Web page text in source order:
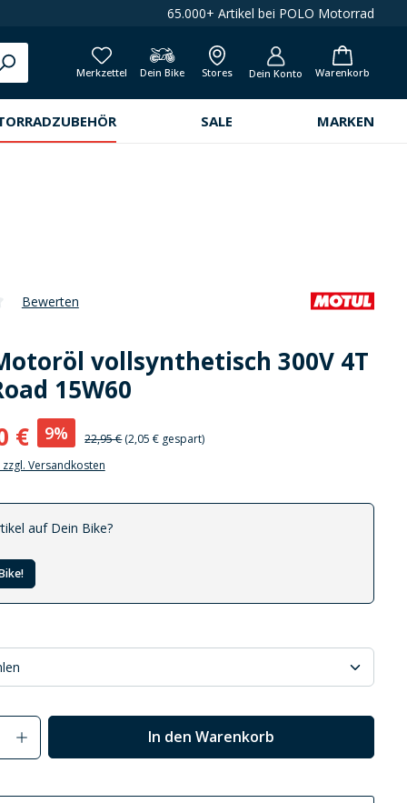
65.000+ Artikel bei POLO Motorrad
Merkzettel Dein Bike Stores Dein Konto Warenkorb
SALE MARKEN
Bewerten
vollsynthetisch 300V 4T
15W60
€ 9% 22,95 € (2,05 € gespart)
zzgl. Versandkosten
auf Dein Bike?
Gib den gewünschten Wert ein
In den Warenkorb